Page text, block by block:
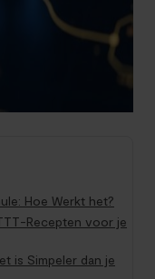
Hoe Werkt het?
Recepten voor je
is Simpeler dan je